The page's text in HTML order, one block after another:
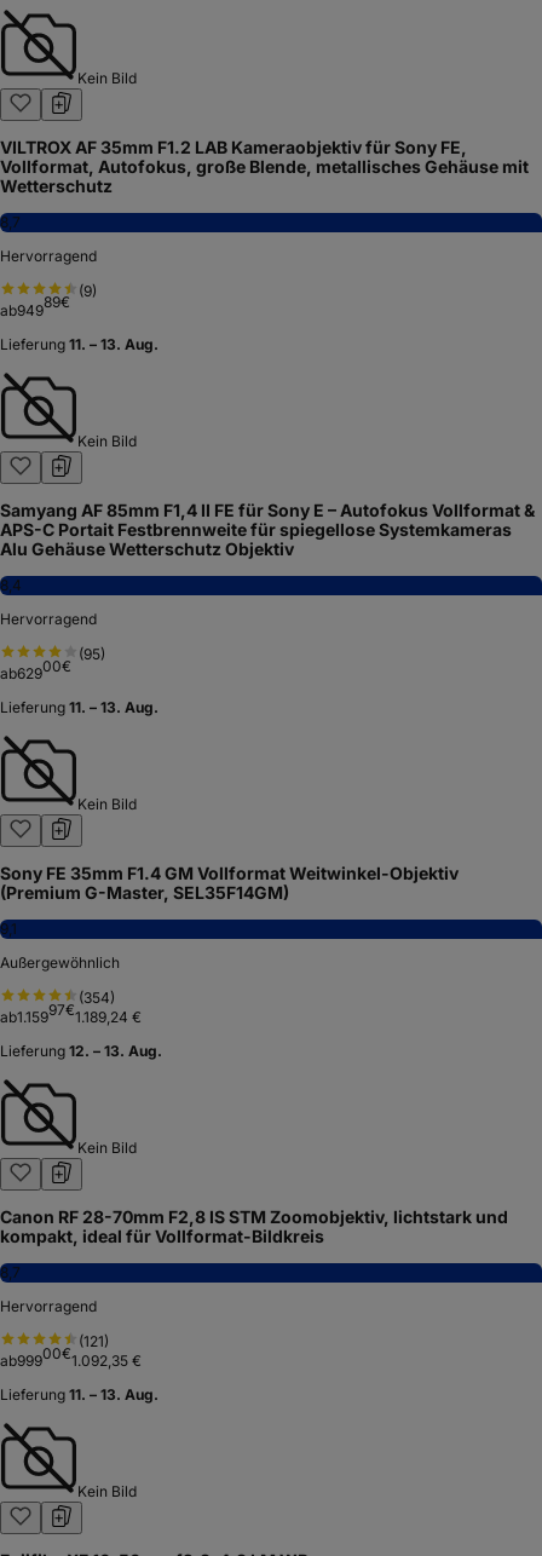
Kein Bild
VILTROX AF 35mm F1.2 LAB Kameraobjektiv für Sony FE,
Vollformat, Autofokus, große Blende, metallisches Gehäuse mit
Wetterschutz
8,7
Hervorragend
(9)
ab94989€
Lieferung 11. – 13. Aug.
Kein Bild
Samyang AF 85mm F1,4 II FE für Sony E – Autofokus Vollformat &
APS-C Portait Festbrennweite für spiegellose Systemkameras
Alu Gehäuse Wetterschutz Objektiv
8,4
Hervorragend
(95)
ab62900€
Lieferung 11. – 13. Aug.
Kein Bild
Sony FE 35mm F1.4 GM Vollformat Weitwinkel-Objektiv
(Premium G-Master, SEL35F14GM)
9,1
Außergewöhnlich
(354)
ab1.15997€1.189,24 €
Lieferung 12. – 13. Aug.
Kein Bild
Canon RF 28-70mm F2,8 IS STM Zoomobjektiv, lichtstark und
kompakt, ideal für Vollformat-Bildkreis
8,7
Hervorragend
(121)
ab99900€1.092,35 €
Lieferung 11. – 13. Aug.
Kein Bild